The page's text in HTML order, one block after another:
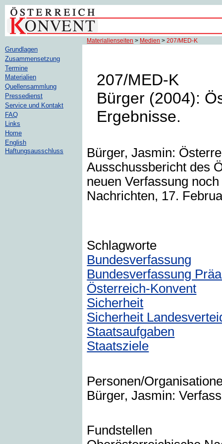
Materialienseiten > Medien >207/MED-K
207/MED-K
Bürger (2004):
Ergebnisse.
Bürger, Jasmin:
Ausschussbericht des
neuen Verfassung
Nachrichten, 17.
Schlagworte
Bundesverfassung
Bundesverfassung
Österreich-Konvent
Sicherheit
Sicherheit
Staatsaufgaben
Staatsziele
Personen/
Bürger, Jasmin:
Fundstellen
Grundlagen
Zusammensetzung
Termine
Materialien
Quellensammlung
Pressedienst
Service und Kontakt
FAQ
Links
Home
English
Haftungsausschluss